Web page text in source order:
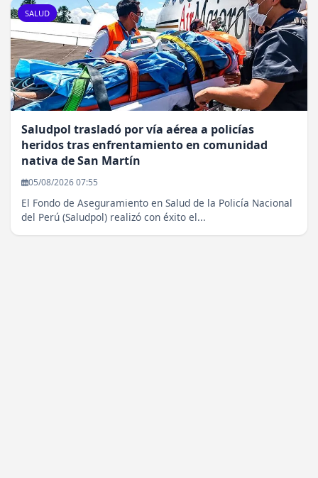
SALUD
Saludpol trasladó por vía aérea a policías
heridos tras enfrentamiento en comunidad
nativa de San Martín
05/08/2026 07:55
El Fondo de Aseguramiento en Salud de la Policía Nacional
del Perú (Saludpol) realizó con éxito el...